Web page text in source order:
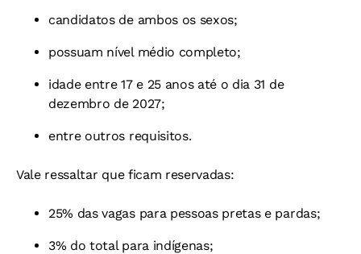
candidatos de ambos os sexos;
possuam nível médio completo;
idade entre 17 e 25 anos até o dia 31 de
dezembro de 2027;
entre outros requisitos.
Vale ressaltar que ficam reservadas:
25% das vagas para pessoas pretas e pardas;
3% do total para indígenas;